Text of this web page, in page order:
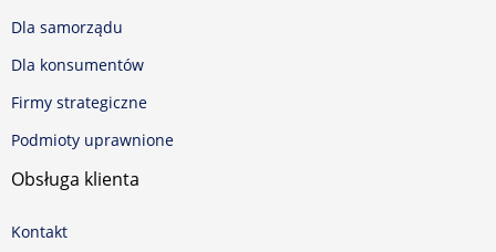
Dla samorządu
Dla konsumentów
Firmy strategiczne
Podmioty uprawnione
Obsługa klienta
Kontakt